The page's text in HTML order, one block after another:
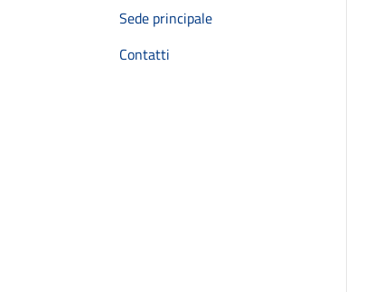
Sede principale
Contatti